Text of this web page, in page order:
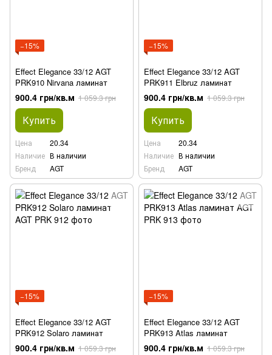
−15%
Effect Elegance 33/12 AGT
PRK910 Nirvana ламинат
900.4 грн/кв.м 1 059.3 грн
Купить
Цена
20.34
Наличие В наличии
Бренд
AGT
−15%
Effect Elegance 33/12 AGT
PRK911 Elbruz ламинат
900.4 грн/кв.м 1 059.3 грн
Купить
Цена
20.34
Наличие В наличии
Бренд
AGT
−15%
Effect Elegance 33/12 AGT
PRK912 Solaro ламинат
900.4 грн/кв.м 1 059.3 грн
−15%
Effect Elegance 33/12 AGT
PRK913 Atlas ламинат
900.4 грн/кв.м 1 059.3 грн